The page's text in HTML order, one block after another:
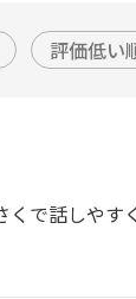
評価低い
で話しや